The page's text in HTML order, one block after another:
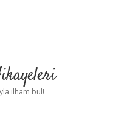
ilham bul!